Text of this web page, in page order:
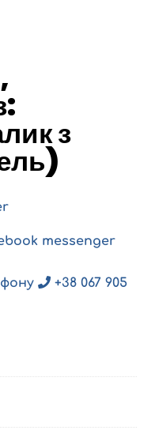
з
messenger
+38 067 905